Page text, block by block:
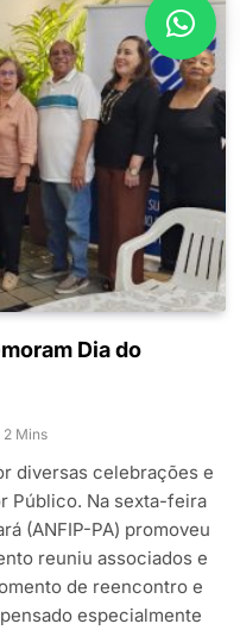
Dia do
2 Mins
diversas celebrações e
Público. Na sexta-feira
(ANFIP-PA) promoveu
reuniu associados e
de reencontro e
especialmente